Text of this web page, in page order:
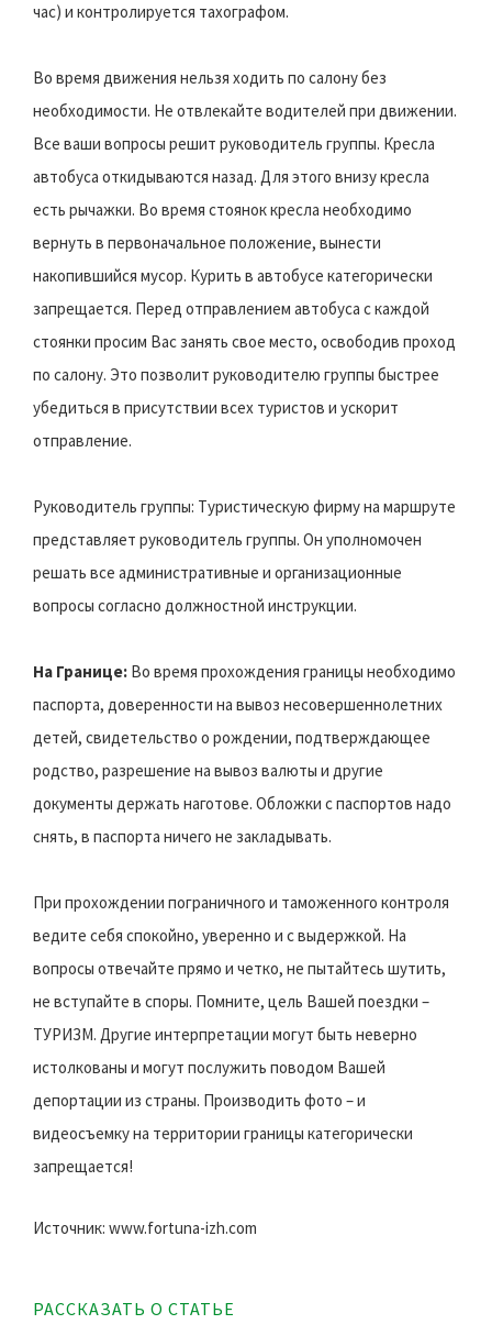
час) и контролируется тахографом.
Во время движения нельзя ходить по салону без
необходимости. Не отвлекайте водителей при движении.
Все ваши вопросы решит руководитель группы. Кресла
автобуса откидываются назад. Для этого внизу кресла
есть рычажки. Во время стоянок кресла необходимо
вернуть в первоначальное положение, вынести
накопившийся мусор. Курить в автобусе категорически
запрещается. Перед отправлением автобуса с каждой
стоянки просим Вас занять свое место, освободив проход
по салону. Это позволит руководителю группы быстрее
убедиться в присутствии всех туристов и ускорит
отправление.
Руководитель группы: Туристическую фирму на маршруте
представляет руководитель группы. Он уполномочен
решать все административные и организационные
вопросы согласно должностной инструкции.
На Границе: Во время прохождения границы необходимо
паспорта, доверенности на вывоз несовершеннолетних
детей, свидетельство о рождении, подтверждающее
родство, разрешение на вывоз валюты и другие
документы держать наготове. Обложки с паспортов надо
снять, в паспорта ничего не закладывать.
При прохождении пограничного и таможенного контроля
ведите себя спокойно, уверенно и с выдержкой. На
вопросы отвечайте прямо и четко, не пытайтесь шутить,
не вступайте в споры. Помните, цель Вашей поездки –
ТУРИЗМ. Другие интерпретации могут быть неверно
истолкованы и могут послужить поводом Вашей
депортации из страны. Производить фото – и
видеосъемку на территории границы категорически
запрещается!
Источник: www.fortuna-izh.com
РАССКАЗАТЬ О СТАТЬЕ